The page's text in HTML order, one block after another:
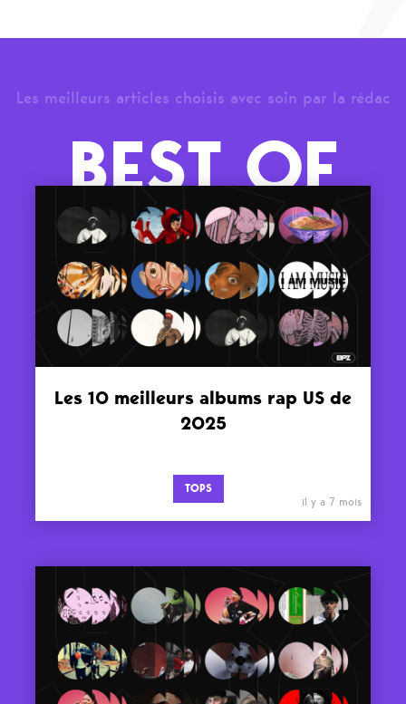
Les meilleurs articles choisis avec soin par la rédac
BEST OF
Les 10 meilleurs albums rap US de
2025
TOPS
il y a 7 mois